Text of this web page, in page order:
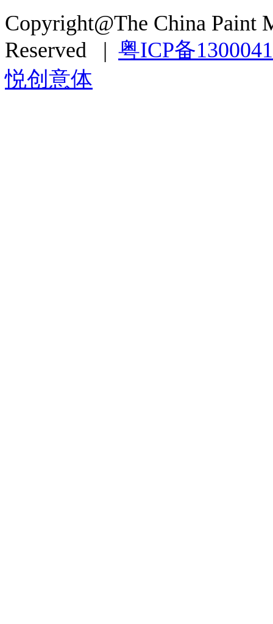
Copyright@The China Paint
Reserved | 粤ICP备
悦创意体